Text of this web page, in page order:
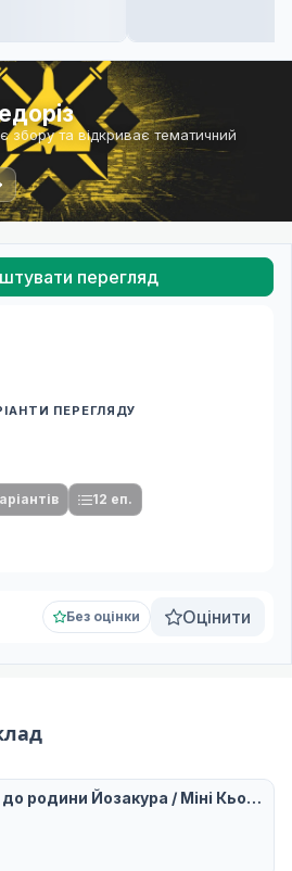
збору та відкриває тематичний
перегляд
ПЕРЕГЛЯДУ
12 еп.
Без оцінки Оцінити
родини Йозакура / Міні Кьоічіро